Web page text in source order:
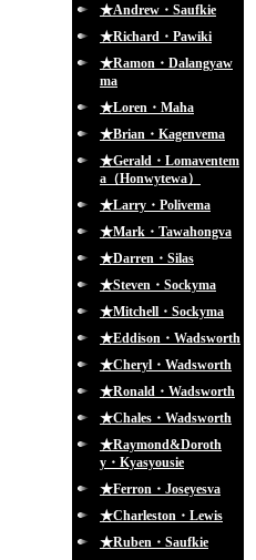
★Andrew・Saufkie
★Richard・Pawiki
★Ramon・Dalangyaw
ma
★Loren・Maha
★Brian・Kagenvema
★Gerald・Lomaventem
a（Honwytewa）
★Larry・Polivema
★Mark・Tawahongva
★Darren・Silas
★Steven・Sockyma
★Mitchell・Sockyma
★Eddison・Wadsworth
★Cheryl・Wadsworth
★Ronald・Wadsworth
★Chales・Wadsworth
★Raymond&Doroth
y・Kyasyousie
★Ferron・Joseyesva
★Charleston・Lewis
★Ruben・Saufkie